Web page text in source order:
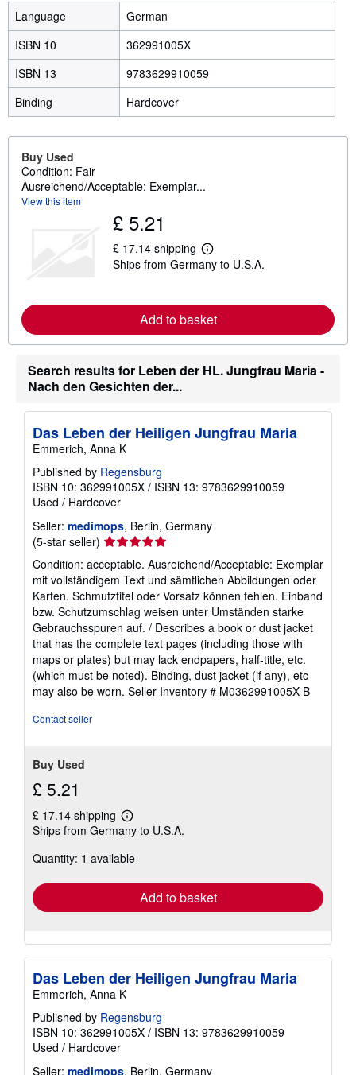
Language
German
ISBN 10
362991005X
ISBN 13
9783629910059
Binding
Hardcover
Buy Used
Condition: Fair
Ausreichend/Acceptable: Exemplar...
View this item
£ 5.21
£ 17.14 shipping
L
e
m
o
r
e
b
t
h
n
a
s
Ships from Germany to U.S.A.
Add to basket
Search results for Leben der HL. Jungfrau Maria -
Nach den Gesichten der...
Das Leben der Heiligen Jungfrau Maria
Emmerich, Anna K
Published by Regensburg
ISBN 10: 362991005X / ISBN 13: 9783629910059
Used / Hardcover
Seller: medimops, Berlin, Germany
(5-star seller) Seller
rating
5
out
of
5
stars
Condition: acceptable. Ausreichend/Acceptable: Exemplar
mit vollständigem Text und sämtlichen Abbildungen oder
Karten. Schmutztitel oder Vorsatz können fehlen. Einband
bzw. Schutzumschlag weisen unter Umständen starke
Gebrauchsspuren auf. / Describes a book or dust jacket
that has the complete text pages (including those with
maps or plates) but may lack endpapers, half-title, etc.
(which must be noted). Binding, dust jacket (if any), etc
may also be worn. Seller Inventory # M0362991005X-B
Contact seller
Buy Used
£ 5.21
£ 17.14 shipping
Learn
more
shipping
Ships from Germany to U.S.A.
Quantity: 1 available
Add to basket
Das Leben der Heiligen Jungfrau Maria
Emmerich, Anna K
Published by Regensburg
ISBN 10: 362991005X / ISBN 13: 9783629910059
Used / Hardcover
Seller: medimops, Berlin, Germany